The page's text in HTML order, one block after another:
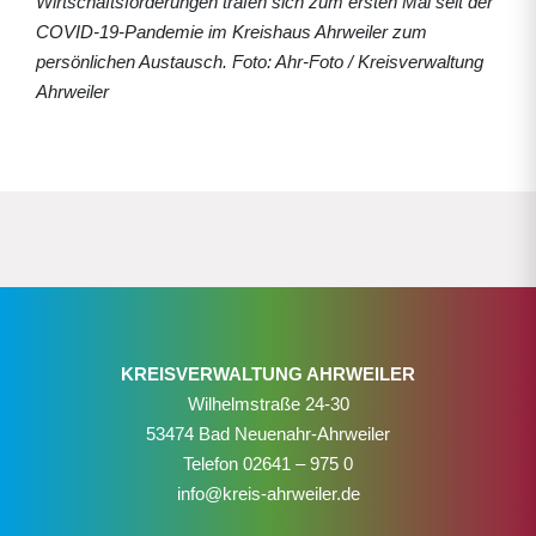
COVID-19-Pandemie im Kreishaus Ahrweiler zum
persönlichen Austausch. Foto: Ahr-Foto / Kreisverwaltung
Ahrweiler
KREISVERWALTUNG AHRWEILER
Wilhelmstraße 24-30
53474 Bad Neuenahr-Ahrweiler
Telefon 02641 – 975 0
info@kreis-ahrweiler.de